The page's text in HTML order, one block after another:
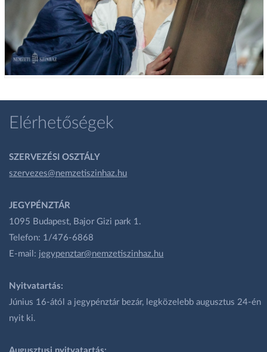
Elérhetőségek
SZERVEZÉSI OSZTÁLY
szervezes@nemzetiszinhaz.hu
JEGYPÉNZTÁR
1095 Budapest, Bajor Gizi park 1.
Telefon: 1/476-6868
E-mail: jegypenztar@nemzetiszinhaz.hu
Nyitvatartás:
Június 16-ától a jegypénztár bezár, legközelebb augusztus 24-én
nyit ki.